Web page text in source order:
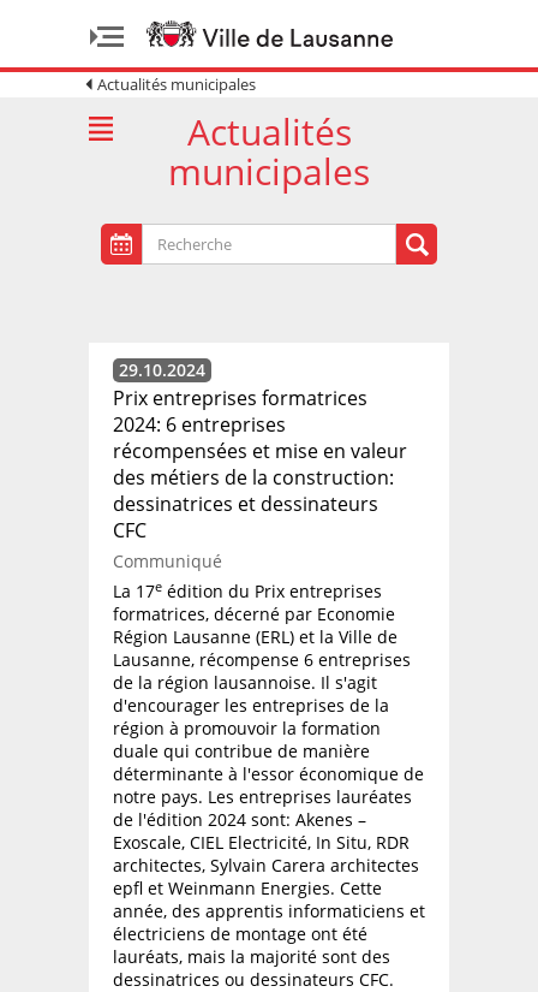
Actualités municipales
Actualités
municipales
29.10.2024
Prix entreprises formatrices
2024: 6 entreprises
récompensées et mise en valeur
des métiers de la construction:
dessinatrices et dessinateurs
CFC
Communiqué
La 17e édition du Prix entreprises
formatrices, décerné par Economie
Région Lausanne (ERL) et la Ville de
Lausanne, récompense 6 entreprises
de la région lausannoise. Il s'agit
d'encourager les entreprises de la
région à promouvoir la formation
duale qui contribue de manière
déterminante à l'essor économique de
notre pays. Les entreprises lauréates
de l'édition 2024 sont: Akenes –
Exoscale, CIEL Electricité, In Situ, RDR
architectes, Sylvain Carera architectes
epfl et Weinmann Energies. Cette
année, des apprentis informaticiens et
électriciens de montage ont été
lauréats, mais la majorité sont des
dessinatrices ou dessinateurs CFC.